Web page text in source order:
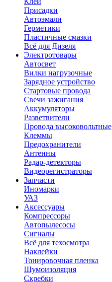
Присадки
Автоэмали
Герметики
Пластичные смазки
Всё для Дизеля
Электротовары
Автосвет
Вилки нагрузочные
Зарядное устройство
Стартовые провода
Свечи зажигания
Аккумуляторы
Разветвители
Провода высоковольтные
Клеммы
Предохранители
Антенны
Радар-детекторы
Видеорегистраторы
Запчасти
Иномарки
УАЗ
Аксесcуары
Компрессоры
Автопылесосы
Сигналы
Всё для техосмотра
Наклейки
Тонировочная пленка
Шумоизоляция
Скребки